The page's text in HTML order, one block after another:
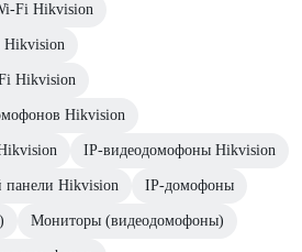
Fi Hikvision
Hikvision
Hikvision
IP-видеодомофоны Hikvision
панели Hikvision IP-домофоны
Мониторы (видеодомофоны)